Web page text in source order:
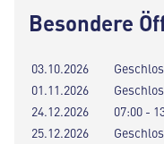
Besondere
03.10.2026
01.11.2026
24.12.2026
07:00 -
25.12.2026